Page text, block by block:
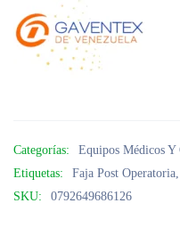
Categorías:
Equipos Médicos Y
Etiquetas:
Faja Post Operatoria,
SKU:
0792649686126